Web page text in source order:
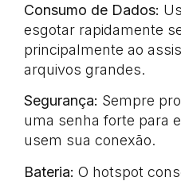
Consumo de Dados:
esgotar rapidamente
principalmente ao
arquivos grandes.
Segurança: Sempre
uma senha forte para
usem sua conexão.
Bateria: O hotspot